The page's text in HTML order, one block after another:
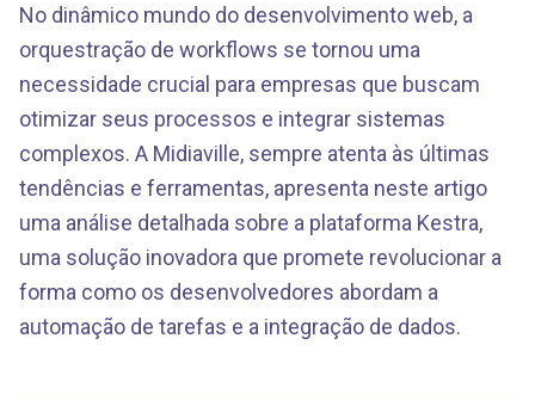
No dinâmico mundo do desenvolvimento web, a
orquestração de workflows se tornou uma
necessidade crucial para empresas que buscam
otimizar seus processos e integrar sistemas
complexos. A Midiaville, sempre atenta às últimas
tendências e ferramentas, apresenta neste artigo
uma análise detalhada sobre a plataforma Kestra,
uma solução inovadora que promete revolucionar a
forma como os desenvolvedores abordam a
automação de tarefas e a integração de dados.